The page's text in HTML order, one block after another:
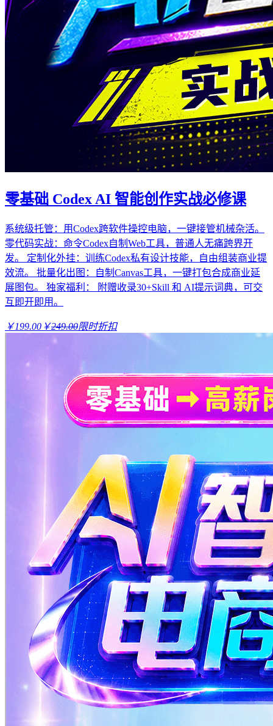
零基础 Codex AI 智能创作实战必修课
系统级托管：用Codex跨软件操控电脑，一键接管机械杂活。
零代码实战：命令Codex自制Web工具，普通人无痛跨界开
发。 定制化外挂：训练Codex私有设计技能，自由组装商业提
效流。 批量化出图：自制Canvas工具，一键打包合成商业延
展图包。 独家福利： 附赠收录30+Skill 和 AI提示词典，可交
互即开即用。
￥199.00 ￥249.00限时折扣